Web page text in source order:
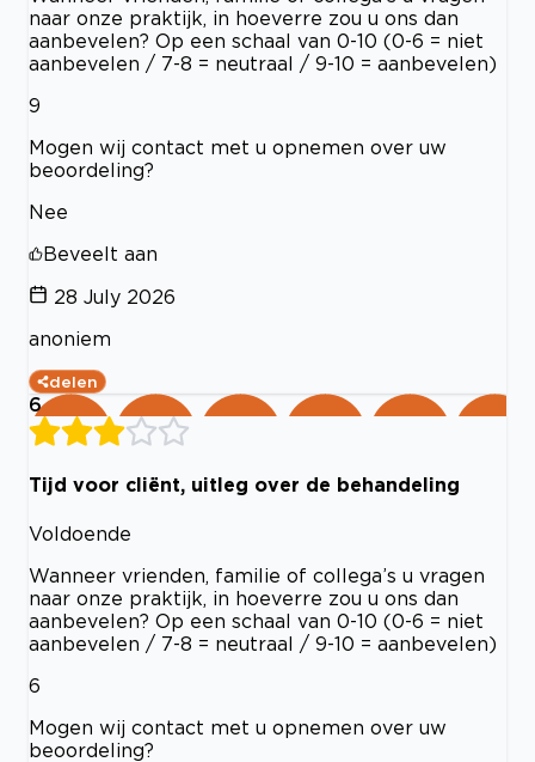
naar onze praktijk, in hoeverre zou u ons dan
aanbevelen? Op een schaal van 0-10 (0-6 = niet
aanbevelen / 7-8 = neutraal / 9-10 = aanbevelen)
9
Mogen wij contact met u opnemen over uw
beoordeling?
Nee
Beveelt aan
28 July 2026
anoniem
delen
6
Tijd voor cliënt, uitleg over de behandeling
Voldoende
Wanneer vrienden, familie of collega’s u vragen
naar onze praktijk, in hoeverre zou u ons dan
aanbevelen? Op een schaal van 0-10 (0-6 = niet
aanbevelen / 7-8 = neutraal / 9-10 = aanbevelen)
6
Mogen wij contact met u opnemen over uw
beoordeling?